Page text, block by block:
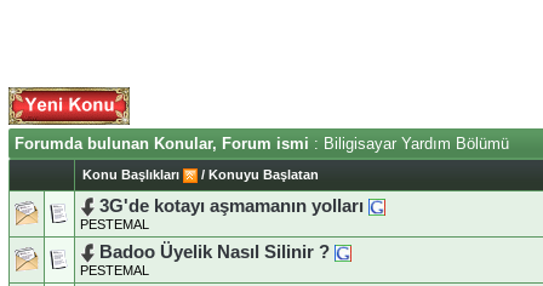
Forumda bulunan Konular, Forum ismi : Biligisayar Yardım Bölümü
Konu Başlıkları / Konuyu Başlatan
3G'de kotayı aşmamanın yolları
PESTEMAL
Badoo Üyelik Nasıl Silinir ?
PESTEMAL